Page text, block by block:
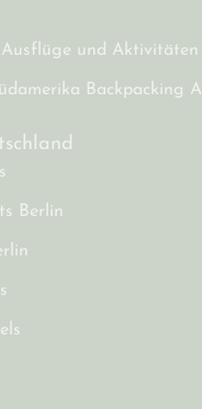
und Aktivitäten
Backpacking
Berlin